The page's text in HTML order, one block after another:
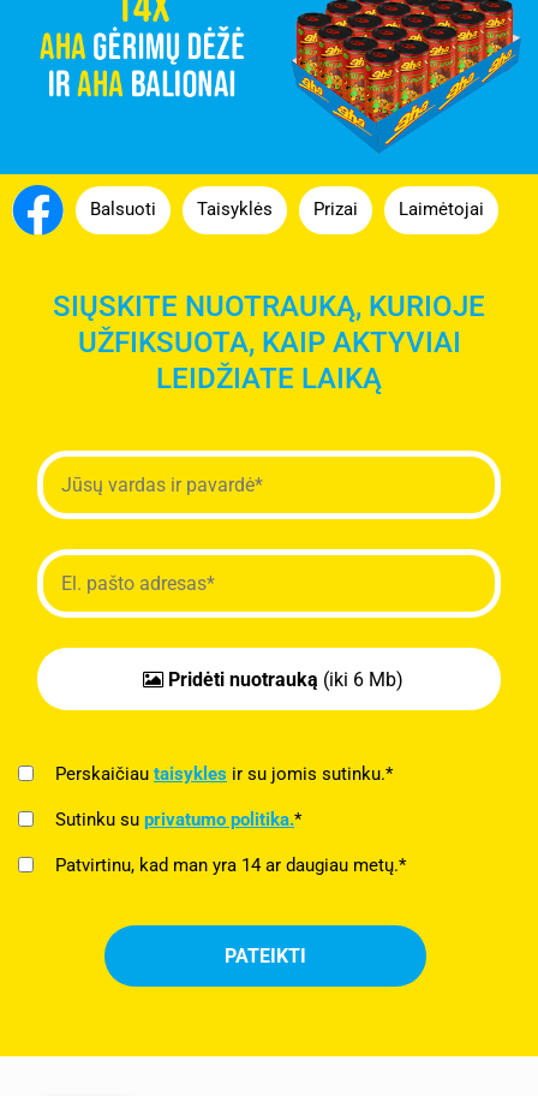
Balsuoti Taisyklės Prizai Laimėtojai
SIŲSKITE NUOTRAUKĄ, KURIOJE
UŽFIKSUOTA, KAIP AKTYVIAI
LEIDŽIATE LAIKĄ
Pridėti nuotrauką (iki 6 Mb)
Perskaičiau taisykles ir su jomis sutinku.*
Sutinku su privatumo politika.*
Patvirtinu, kad man yra 14 ar daugiau metų.*